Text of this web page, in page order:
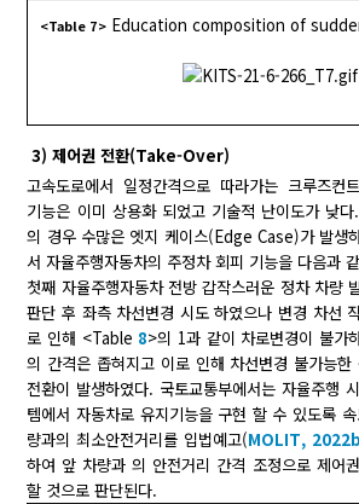
<Table 7> Education composition of
3) 제어권 전환(Take-Over)
고속도로에서 일정간격으로 따라가는 크루즈
기능은 이미 상용화 되었고 기술적 난이도가 낮
의 경우 수많은 엣지 케이스(Edge Case)가 발생
서 자율주행자동차의 주정차 회피 기능을 다음과
첫째 자율주행자동차 전방 갑작스러운 정차 차량
판단 후 좌측 차선변경 시도 하였으나 변경 차선
로 인해 <Table 8>의 1과 같이 차로변경이 불가
의 간격은 좁혀지고 이로 인해 차선변경 불가능한
전환이 발생하였다. 국토교통부에서는 자율주행
템에서 자동차로 유지기능을 구현 할 수 있도록
량과의 최소안전거리를 입법예고(MOLIT, 2022b
하여 앞 차량과 의 안전거리 간격 조정으로 제어
할 것으로 판단된다.